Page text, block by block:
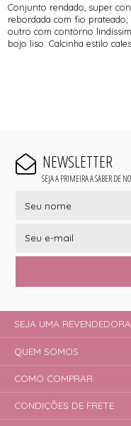
Conjunto rendado, super
rebordada com fio
outro com contorno
bojo liso. Calcinha estilo
NEWSLETTER
SEJA A PRIMEIRA A SABER DE
SEJA UMA REVENDEDORA
QUEM SOMOS
COMO COMPRAR
CONDIÇÕES DE FRETE